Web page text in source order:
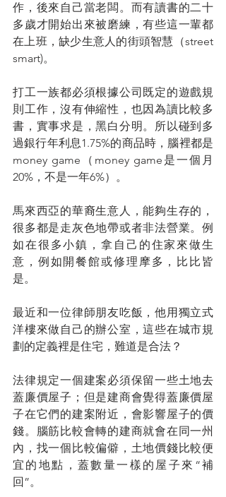
作，後來自己當老闆。而有讀書的二十
多歲才開始出來被磨練，有些這一輩都
在上班，缺少生意人的街頭智慧（street
smart)。
打工一族都必須根據公司既定的遊戲規
則工作，沒有伸縮性，也因為讀比較多
書，實事求是，黑白分明。所以碰到多
過銀行年利息1.75%的商品時，腦裡都是
money game（money game是一個月
20%，不是一年6%）。
馬來西亞的華裔生意人，能夠生存的，
很多都是走灰色地帶或者非法營業。例
如在很多小鎮，拿自己的住家來做生
意，例如開餐館或修理摩多，比比皆
是。
最近和一位律師朋友吃飯，他用獨立式
洋樓來做自己的辦公室，這些在城市規
劃的定義裡是住宅，難道是合法？
法律規定一個建案必須保留一些土地去
蓋廉價屋子；但是建商會覺得蓋廉價屋
子在它們的建案附近，會影響屋子的價
錢。腦筋比較會轉的建商就會在同一州
內，找一個比較偏僻，土地價錢比較便
宜的地點，蓋數量一樣的屋子來“補
回”。